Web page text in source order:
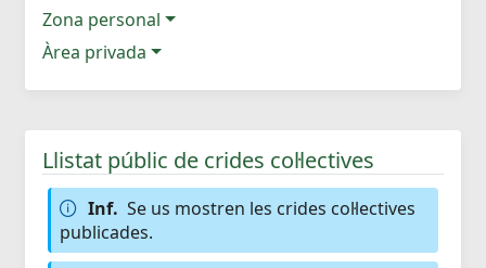
Zona personal
Àrea privada
Llistat públic de crides col·lectives
Inf. Se us mostren les crides col·lectives
publicades.